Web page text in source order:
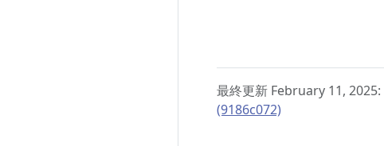
最終更新 February 11, 2025:
(9186c072)